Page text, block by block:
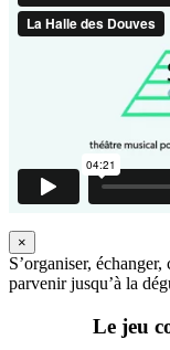
×
S’organiser,
parvenir jusqu’à la
Le jeu